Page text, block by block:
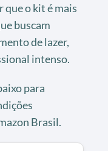
que o kit é mais
buscam
de lazer,
intenso.
para
Brasil.